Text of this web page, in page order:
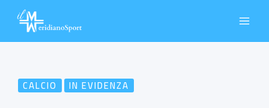
CALCIO IN EVIDENZA